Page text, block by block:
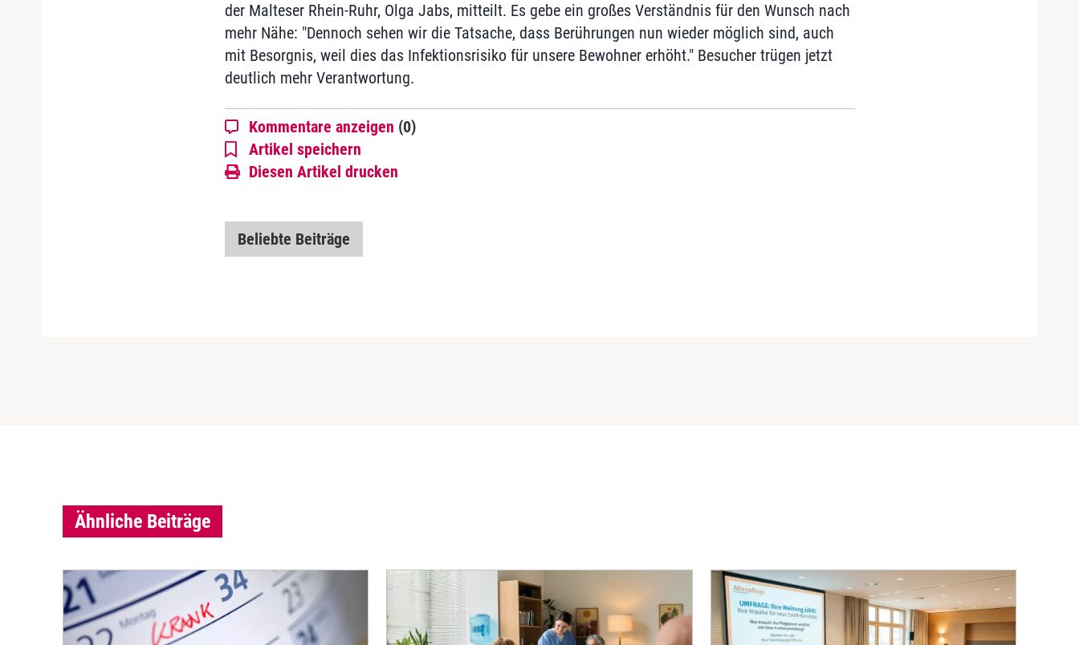
der Malteser Rhein-Ruhr, Olga Jabs, mitteilt. Es gebe ein großes Verständnis für den Wunsch nach
mehr Nähe: "Dennoch sehen wir die Tatsache, dass Berührungen nun wieder möglich sind, auch
mit Besorgnis, weil dies das Infektionsrisiko für unsere Bewohner erhöht." Besucher trügen jetzt
deutlich mehr Verantwortung.
Kommentare anzeigen (0)
Artikel speichern
Diesen Artikel drucken
Beliebte Beiträge
Ähnliche Beiträge